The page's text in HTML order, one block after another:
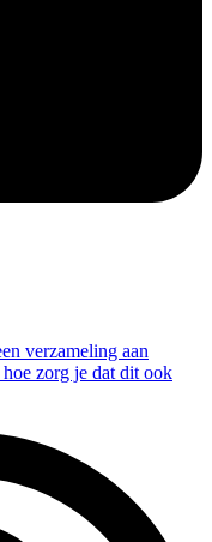
verzameling aan
zorg je dat dit ook